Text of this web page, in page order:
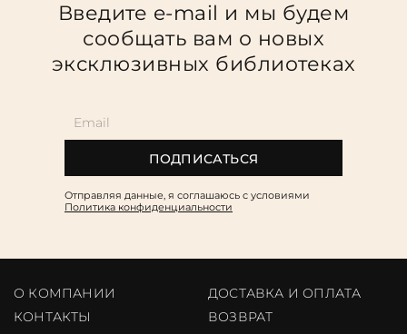
Введите e-mail и мы будем
сообщать вам о новых
эксклюзивных библиотеках
ПОДПИСАТЬСЯ
Отправляя данные, я соглашаюсь c условиями
Политика конфиденциальности
О КОМПАНИИ
ДОСТАВКА И ОПЛАТА
КОНТАКТЫ
ВОЗВРАТ